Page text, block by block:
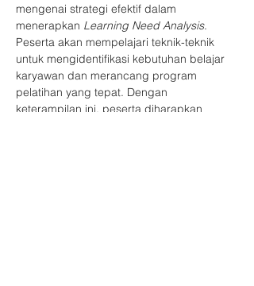
mengenai strategi efektif dalam
menerapkan Learning Need Analysis.
Peserta akan mempelajari teknik-teknik
untuk mengidentifikasi kebutuhan belajar
karyawan dan merancang program
pelatihan yang tepat. Dengan
keterampilan ini, peserta diharapkan